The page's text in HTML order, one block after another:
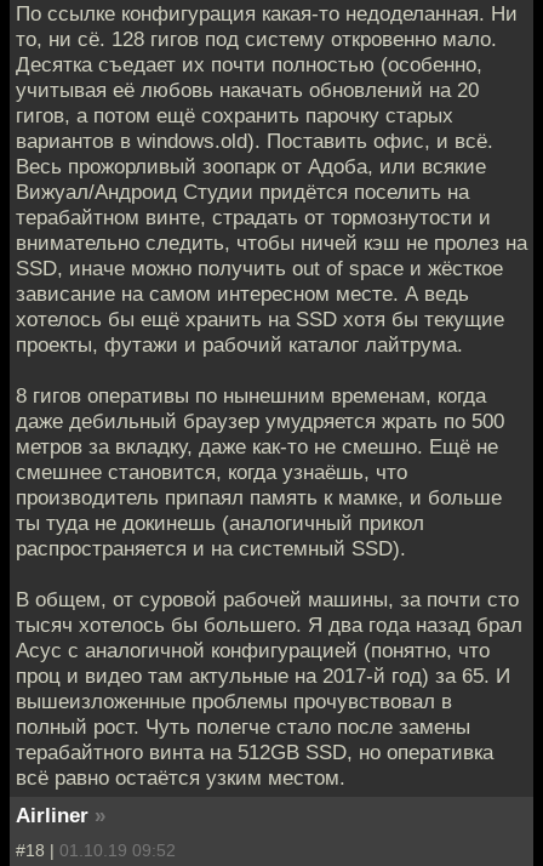
По ссылке конфигурация какая-то недоделанная. Ни
то, ни сё. 128 гигов под систему откровенно мало.
Десятка съедает их почти полностью (особенно,
учитывая её любовь накачать обновлений на 20
гигов, а потом ещё сохранить парочку старых
вариантов в windows.old). Поставить офис, и всё.
Весь прожорливый зоопарк от Адоба, или всякие
Вижуал/Андроид Студии придётся поселить на
терабайтном винте, страдать от тормознутости и
внимательно следить, чтобы ничей кэш не пролез на
SSD, иначе можно получить out of space и жёсткое
зависание на самом интересном месте. А ведь
хотелось бы ещё хранить на SSD хотя бы текущие
проекты, футажи и рабочий каталог лайтрума.
8 гигов оперативы по нынешним временам, когда
даже дебильный браузер умудряется жрать по 500
метров за вкладку, даже как-то не смешно. Ещё не
смешнее становится, когда узнаёшь, что
производитель припаял память к мамке, и больше
ты туда не докинешь (аналогичный прикол
распространяется и на системный SSD).
В общем, от суровой рабочей машины, за почти сто
тысяч хотелось бы большего. Я два года назад брал
Асус с аналогичной конфигурацией (понятно, что
проц и видео там актульные на 2017-й год) за 65. И
вышеизложенные проблемы прочувствовал в
полный рост. Чуть полегче стало после замены
терабайтного винта на 512GB SSD, но оперативка
всё равно остаётся узким местом.
Airliner »
#18 | 01.10.19 09:52